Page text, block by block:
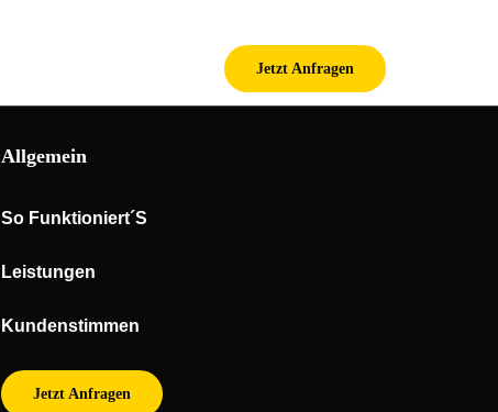
Jetzt Anfragen
Allgemein
So Funktioniert´s
Leistungen
Kundenstimmen
Jetzt Anfragen